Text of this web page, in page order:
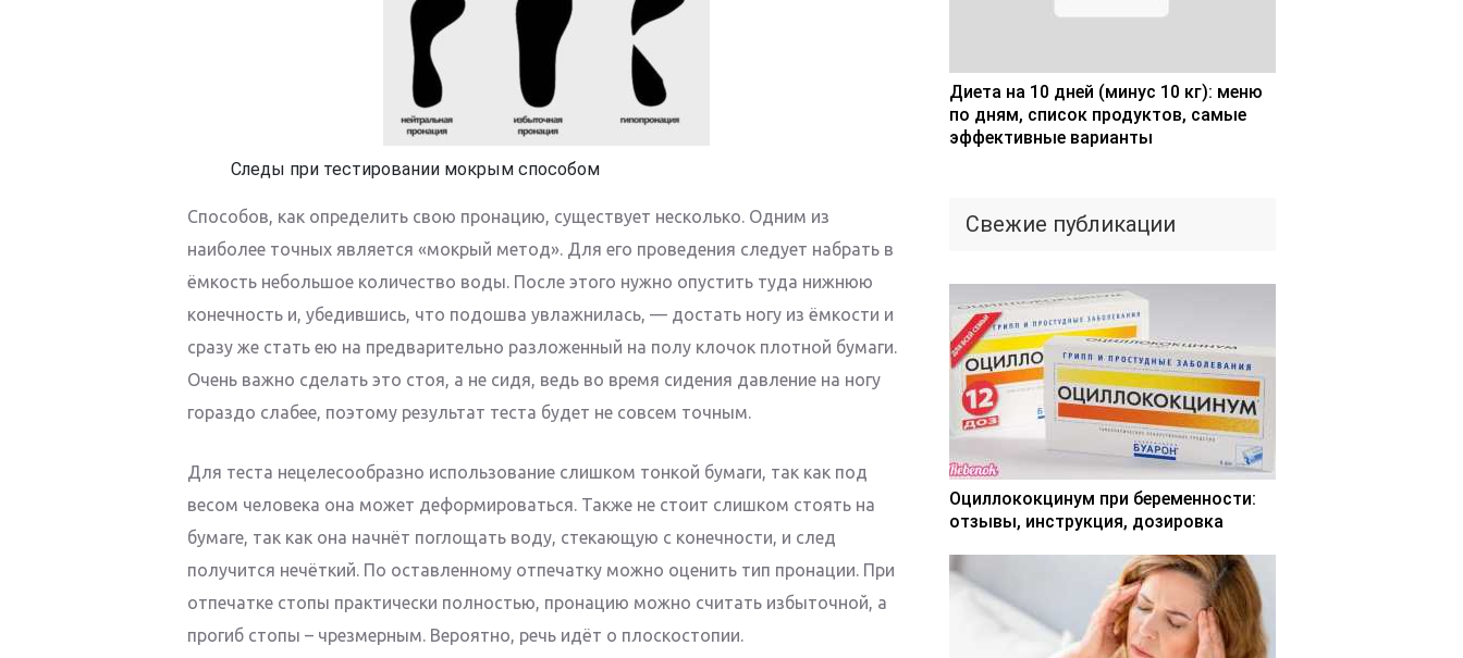
Следы при тестировании мокрым способом
Способов, как определить свою пронацию, существует несколько. Одним из
наиболее точных является «мокрый метод». Для его проведения следует набрать в
ёмкость небольшое количество воды. После этого нужно опустить туда нижнюю
конечность и, убедившись, что подошва увлажнилась, — достать ногу из ёмкости и
сразу же стать ею на предварительно разложенный на полу клочок плотной бумаги.
Очень важно сделать это стоя, а не сидя, ведь во время сидения давление на ногу
гораздо слабее, поэтому результат теста будет не совсем точным.
Для теста нецелесообразно использование слишком тонкой бумаги, так как под
весом человека она может деформироваться. Также не стоит слишком стоять на
бумаге, так как она начнёт поглощать воду, стекающую с конечности, и след
получится нечёткий. По оставленному отпечатку можно оценить тип пронации. При
отпечатке стопы практически полностью, пронацию можно считать избыточной, а
прогиб стопы – чрезмерным. Вероятно, речь идёт о плоскостопии.
Диета на 10 дней (минус 10 кг): меню
по дням, список продуктов, самые
эффективные варианты
Свежие публикации
Оциллококцинум при беременности:
отзывы, инструкция, дозировка